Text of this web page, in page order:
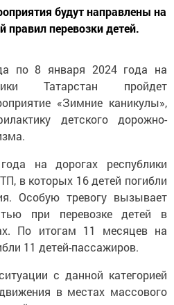
будут направлены на
правил перевозки детей.
по 8 января 2024 года на
Татарстан пройдет
«Зимние каникулы»,
детского дорожно-
на дорогах республики
в которых 16 детей погибли
Особую тревогу вызывает
при перевозке детей в
По итогам 11 месяцев на
11 детей-пассажиров.
с данной категорией
в местах массового